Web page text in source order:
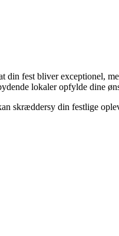
fest bliver exceptionel,
lokaler opfylde dine
skræddersy din festlige